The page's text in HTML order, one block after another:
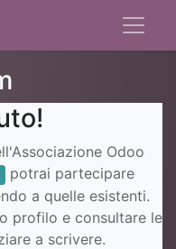
Odoo
potrai partecipare
a quelle esistenti.
profilo e consultare le
a scrivere.